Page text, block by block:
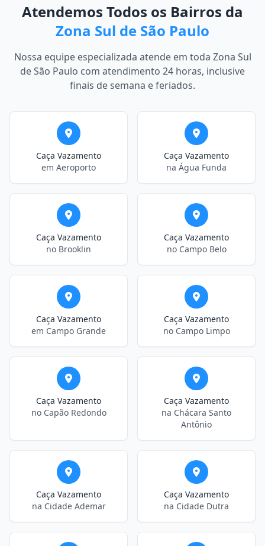
Atendemos Todos os Bairros da
Zona Sul de São Paulo
Nossa equipe especializada atende em toda Zona Sul
de São Paulo com atendimento 24 horas, inclusive
finais de semana e feriados.
Caça Vazamento
em Aeroporto
Caça Vazamento
na Água Funda
Caça Vazamento
no Brooklin
Caça Vazamento
no Campo Belo
Caça Vazamento
em Campo Grande
Caça Vazamento
no Campo Limpo
Caça Vazamento
no Capão Redondo
Caça Vazamento
na Chácara Santo
Antônio
Caça Vazamento
na Cidade Ademar
Caça Vazamento
na Cidade Dutra